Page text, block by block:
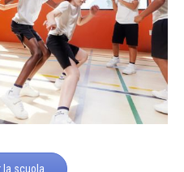
la scuola